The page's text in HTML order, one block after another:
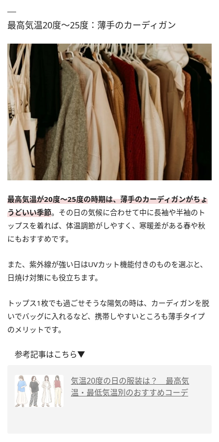
最高気温20度～25度：薄手のカーディガン
最高気温が20度〜25度の時期は、薄手のカーディガンがちょ
うどいい季節。その日の気候に合わせて中に長袖や半袖のト
ップスを着れば、体温調節がしやすく、寒暖差がある春や秋
にもおすすめです。
また、紫外線が強い日はUVカット機能付きのものを選ぶと、
日焼け対策にも役立ちます。
トップス1枚でも過ごせそうな陽気の時は、カーディガンを脱
いでバッグに入れるなど、携帯しやすいところも薄手タイプ
のメリットです。
参考記事はこちら▼
気温20度の日の服装は？ 最高気
温・最低気温別のおすすめコーデ